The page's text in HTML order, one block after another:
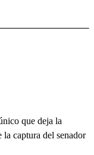
que deja la
la captura del senador